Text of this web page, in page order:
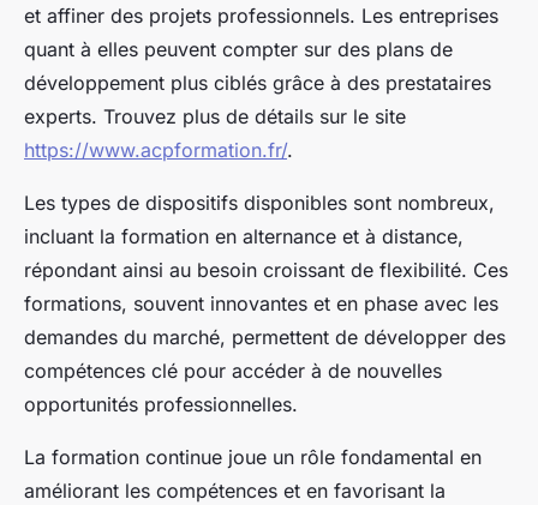
et affiner des projets professionnels. Les entreprises
quant à elles peuvent compter sur des plans de
développement plus ciblés grâce à des prestataires
experts. Trouvez plus de détails sur le site
https://www.acpformation.fr/.
Les types de dispositifs disponibles sont nombreux,
incluant la formation en alternance et à distance,
répondant ainsi au besoin croissant de flexibilité. Ces
formations, souvent innovantes et en phase avec les
demandes du marché, permettent de développer des
compétences clé pour accéder à de nouvelles
opportunités professionnelles.
La formation continue joue un rôle fondamental en
améliorant les compétences et en favorisant la